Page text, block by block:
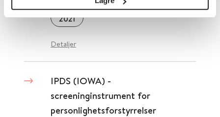
2021
Detaljer
IPDS (IOWA) -
screeninginstrument for
personlighetsforstyrrelser